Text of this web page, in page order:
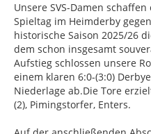
Unsere SVS-Damen
Spieltag im Heimderby
historische Saison 2025/26
dem schon insgesamt
Aufstieg schlossen unsere
einem klaren 6:0-(3:0)
Niederlage ab.Die Tore
(2), Pimingstorfer, Enters.